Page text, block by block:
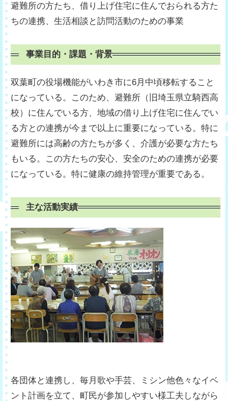
避難所の方たち、借り上げ住宅に住んでおられる方た
ちの連携、生活相談と訪問活動のための事業
事業目的・課題・背景
双葉町の役場機能がいわき市に6月中頃移転すること
になっている。このため、避難所（旧埼玉県立騎西高
校）に住んでいる方、地域の借り上げ住宅に住んでい
る方との連携が今まで以上に重要になっている。特に
避難所には高齢の方たちが多く、介護が必要な方たち
もいる。この方たちの安心、安全のための連携が必要
になっている。特に健康の維持管理が重要である。
主な活動実績
各団体と連携し、毎月歌や手芸、ミシン他色々なイベ
ント計画を立て、町民が参加しやすい様工夫しながら